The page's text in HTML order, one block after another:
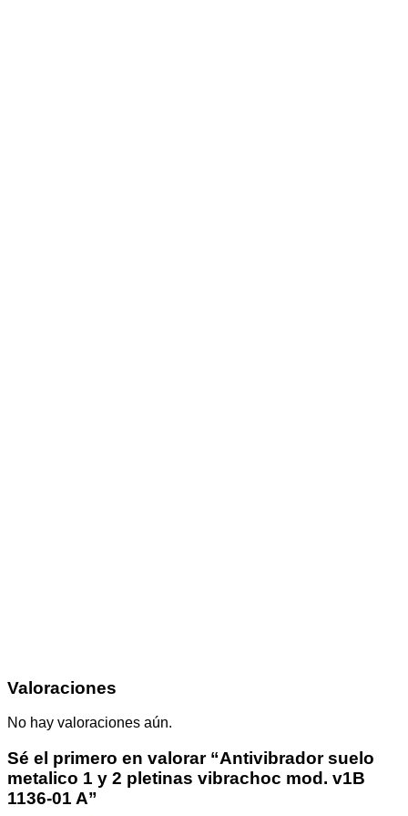
Valoraciones
No hay valoraciones aún.
Sé el primero en valorar “Antivibrador suelo
metalico 1 y 2 pletinas vibrachoc mod. v1B
1136-01 A”